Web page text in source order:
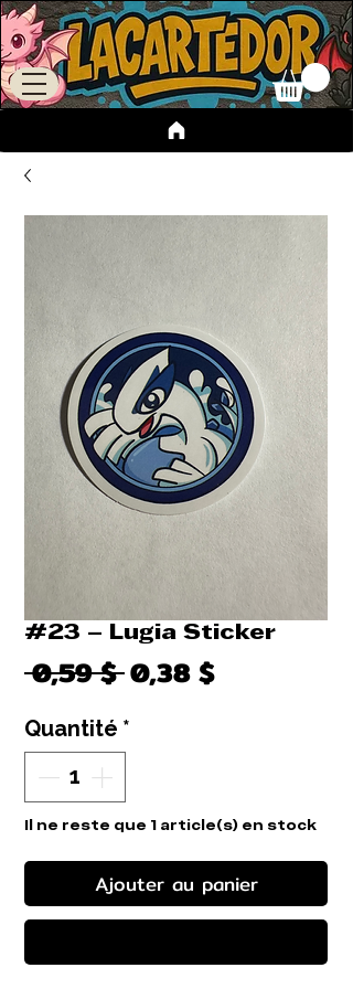
#23 – Lugia Sticker
0,59 $ Prix
0,38 $Prix
Quantité *
Il ne reste que 1 article(s) en stock
Ajouter au panier